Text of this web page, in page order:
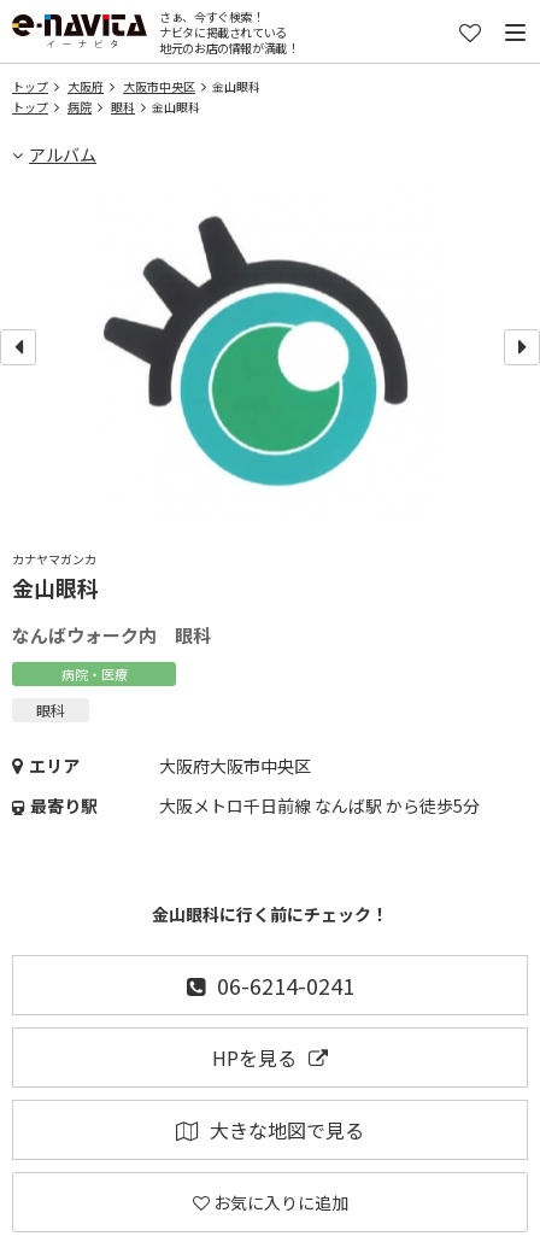
さぁ、今すぐ検索！
ナビタに掲載されている
地元のお店の情報が満載！
トップ 大阪府 大阪市中央区
金山眼科
トップ
病院 眼科 金山眼科
アルバム
カナヤマガンカ
金山眼科
なんばウォーク内 眼科
病院・医療
眼科
エリア
大阪府大阪市中央区
最寄り駅
大阪メトロ千日前線 なんば駅 から徒歩5分
金山眼科に行く前にチェック！
06-6214-0241
HPを見る
大きな地図で見る
お気に入りに追加